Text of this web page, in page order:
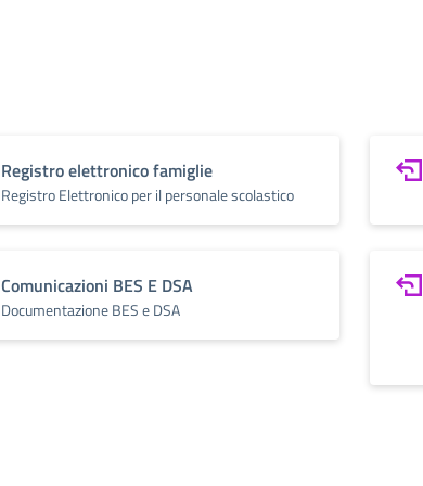
Registro elettronico famiglie
Registro Elettronico per il personale scolastico
Comunicazioni BES E DSA
Documentazione BES e DSA